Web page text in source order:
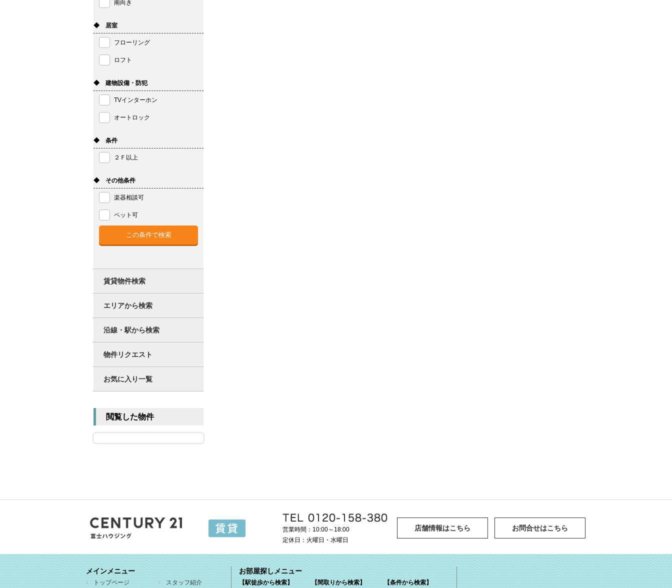
南向き
◆ 居室
フローリング
ロフト
◆ 建物設備・防犯
TVインターホン
オートロック
◆ 条件
２Ｆ以上
◆ その他条件
楽器相談可
ペット可
賃貸物件検索
エリアから検索
沿線・駅から検索
物件リクエスト
お気に入り一覧
閲覧した物件
営業時間：10:00～18:00
定休日：火曜日・水曜日
店舗情報はこちら お問合せはこちら
メインメニュー
トップページ スタッフ紹介
お部屋探しメニュー
【駅徒歩から検索】 【間取りから検索】 【条件から検索】